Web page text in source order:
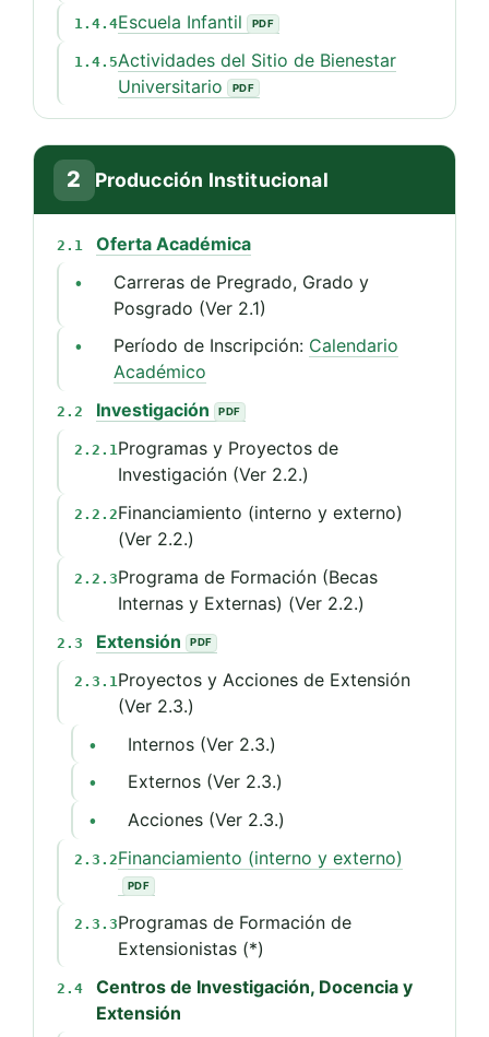
1.4.4Escuela Infantil
1.4.5Actividades del Sitio de Bienestar
Universitario
2 Producción Institucional
2.1 Oferta Académica
•
Carreras de Pregrado, Grado y
Posgrado (Ver 2.1)
• Período de Inscripción: Calendario
Académico
2.2 Investigación
2.2.1Programas y Proyectos de
Investigación (Ver 2.2.)
2.2.2Financiamiento (interno y externo)
(Ver 2.2.)
2.2.3Programa de Formación (Becas
Internas y Externas) (Ver 2.2.)
2.3 Extensión
2.3.1 Proyectos y Acciones de Extensión
(Ver 2.3.)
• Internos (Ver 2.3.)
• Externos (Ver 2.3.)
• Acciones (Ver 2.3.)
2.3.2Financiamiento (interno y externo)
2.3.3Programas de Formación de
Extensionistas (*)
2.4
Centros de Investigación, Docencia y
Extensión